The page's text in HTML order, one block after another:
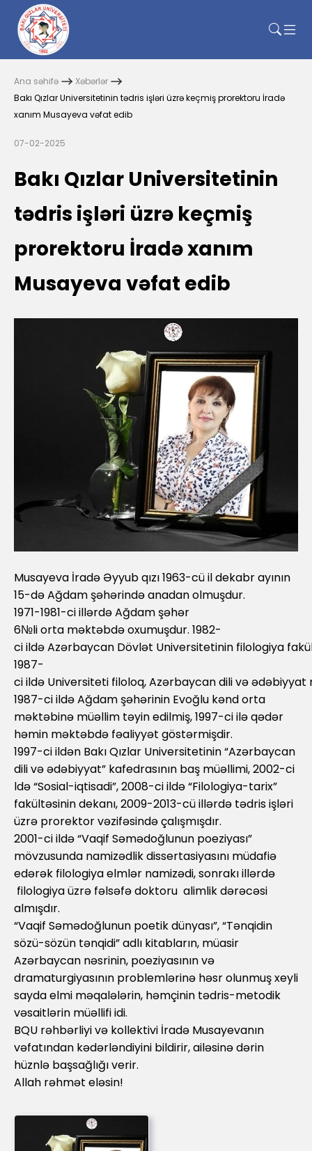
Ana səhifə
Xəbərlər
Bakı Qızlar Universitetinin tədris işləri üzrə keçmiş prorektoru İradə
xanım Musayeva vəfat edib
07-02-2025
Bakı Qızlar Universitetinin
tədris işləri üzrə keçmiş
prorektoru İradə xanım
Musayeva vəfat edib
Musayeva İradə Əyyub qızı 1963-cü il dekabr ayının
15-də Ağdam şəhərində anadan olmuşdur.
1971-1981-ci illərdə Ağdam şəhər
6№li orta məktəbdə oxumuşdur. 1982-
ci ildə Azərbaycan Dövlət Universitetinin filologiya
1987-
ci ildə Universiteti filoloq, Azərbaycan dili və ədəbiyyat
1987-ci ildə Ağdam şəhərinin Evoğlu kənd orta
məktəbinə müəllim təyin edilmiş, 1997-ci ilə qədər
həmin məktəbdə fəaliyyət göstərmişdir.
1997-ci ildən Bakı Qızlar Universitetinin “Azərbaycan
dili və ədəbiyyat” kafedrasının baş müəllimi, 2002-ci
ldə “Sosial-iqtisadi”, 2008-ci ildə “Filologiya-tarix”
fakültəsinin dekanı, 2009-2013-cü illərdə tədris işləri
üzrə prorektor vəzifəsində çalışmışdır.
2001-ci ildə “Vaqif Səmədoğlunun poeziyası”
mövzusunda namizədlik dissertasiyasını müdafiə
edərək filologiya elmlər namizədi, sonrakı illərdə
filologiya üzrə fəlsəfə doktoru alimlik dərəcəsi
almışdır.
“Vaqif Səmədoğlunun poetik dünyası”, “Tənqidin
sözü-sözün tənqidi” adlı kitabların, müasir
Azərbaycan nəsrinin, poeziyasının və
dramaturgiyasının problemlərinə həsr olunmuş xeyli
sayda elmi məqalələrin, həmçinin tədris-metodik
vəsaitlərin müəllifi idi.
BQU rəhbərliyi və kollektivi İradə Musayevanın
vəfatından kədərləndiyini bildirir, ailəsinə dərin
hüznlə başsağlığı verir.
Allah rəhmət eləsin!